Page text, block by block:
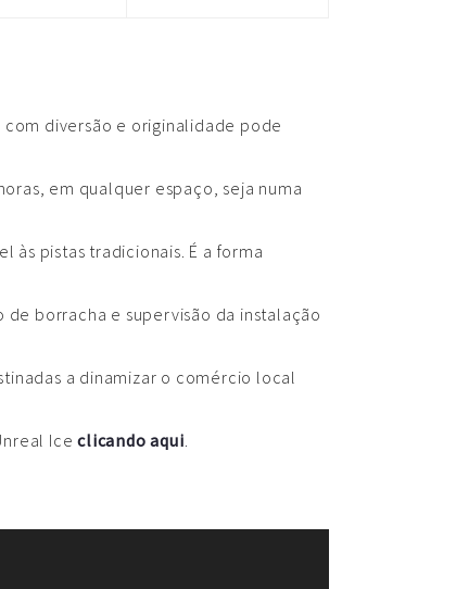
com diversão e originalidade pode
em qualquer espaço, seja numa
às pistas tradicionais. É a forma
borracha e supervisão da instalação
a dinamizar o comércio local
Iceclicando aqui.